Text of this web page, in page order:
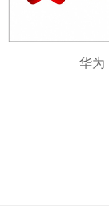
华为